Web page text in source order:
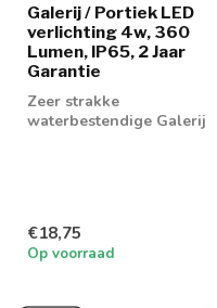
Galerij / Portiek LED
verlichting 4w, 360
Lumen, IP65, 2 Jaar
Garantie
Zeer strakke
waterbestendige Galerij
€18,75
Op voorraad